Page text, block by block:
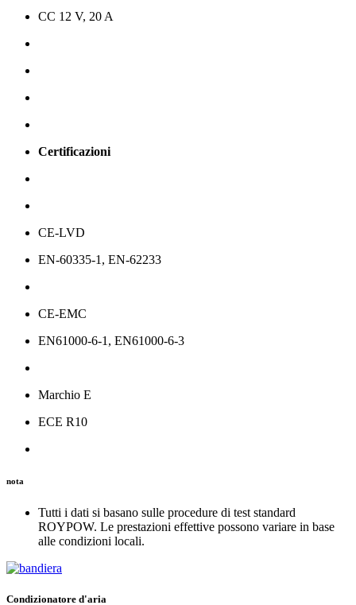
CC 12 V, 20 A
Certificazioni
CE-LVD
EN-60335-1, EN-62233
CE-EMC
EN61000-6-1, EN61000-6-3
Marchio E
ECE R10
nota
Tutti i dati si basano sulle procedure di test standard
ROYPOW. Le prestazioni effettive possono variare in base
alle condizioni locali.
Condizionatore d'aria